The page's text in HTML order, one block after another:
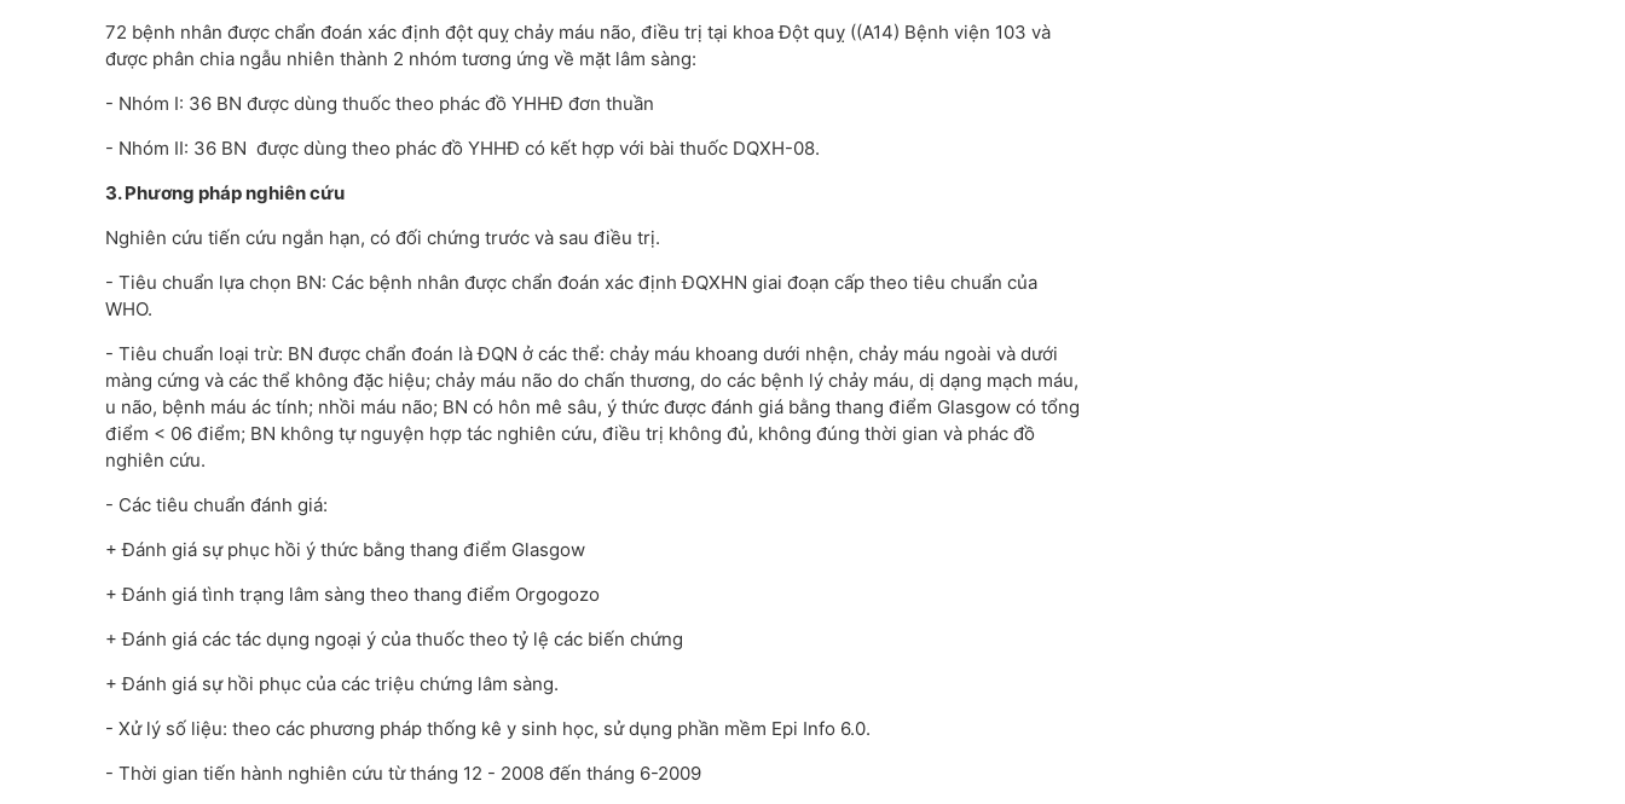
72 bệnh nhân được chẩn đoán xác định đột quỵ chảy máu não, điều trị tại khoa Đột quỵ ((A14) Bệnh viện 103 và
được phân chia ngẫu nhiên thành 2 nhóm tương ứng về mặt lâm sàng:
- Nhóm I: 36 BN được dùng thuốc theo phác đồ YHHĐ đơn thuần
- Nhóm II: 36 BN được dùng theo phác đồ YHHĐ có kết hợp với bài thuốc DQXH-08.
3. Phương pháp nghiên cứu
Nghiên cứu tiến cứu ngắn hạn, có đối chứng trước và sau điều trị.
- Tiêu chuẩn lựa chọn BN: Các bệnh nhân được chẩn đoán xác định ĐQXHN giai đoạn cấp theo tiêu chuẩn của
WHO.
- Tiêu chuẩn loại trừ: BN được chẩn đoán là ĐQN ở các thể: chảy máu khoang dưới nhện, chảy máu ngoài và dưới
màng cứng và các thể không đặc hiệu; chảy máu não do chấn thương, do các bệnh lý chảy máu, dị dạng mạch máu,
u não, bệnh máu ác tính; nhồi máu não; BN có hôn mê sâu, ý thức được đánh giá bằng thang điểm Glasgow có tổng
điểm < 06 điểm; BN không tự nguyện hợp tác nghiên cứu, điều trị không đủ, không đúng thời gian và phác đồ
nghiên cứu.
- Các tiêu chuẩn đánh giá:
+ Đánh giá sự phục hồi ý thức bằng thang điểm Glasgow
+ Đánh giá tình trạng lâm sàng theo thang điểm Orgogozo
+ Đánh giá các tác dụng ngoại ý của thuốc theo tỷ lệ các biến chứng
+ Đánh giá sự hồi phục của các triệu chứng lâm sàng.
- Xử lý số liệu: theo các phương pháp thống kê y sinh học, sử dụng phần mềm Epi Info 6.0.
- Thời gian tiến hành nghiên cứu từ tháng 12 - 2008 đến tháng 6-2009